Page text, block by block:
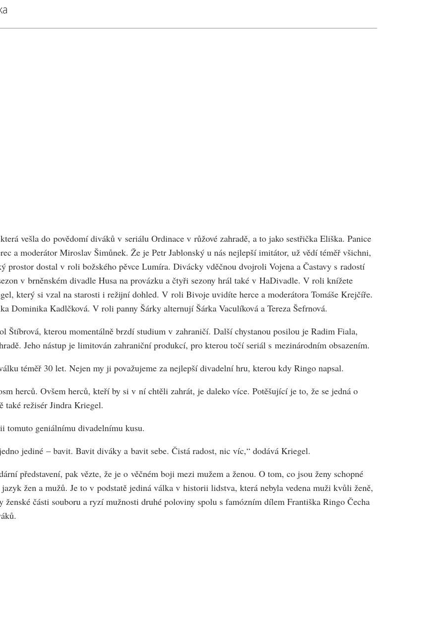
vešla do povědomí diváků v seriálu Ordinace v růžové zahradě, a to jako sestřička Eliška. Panice
a moderátor Miroslav Šimůnek. Že je Petr Jablonský u nás nejlepší imitátor, už vědí téměř všichni,
prostor dostal v roli božského pěvce Lumíra. Divácky vděčnou dvojroli Vojena a Častavy s radostí
v brněnském divadle Husa na provázku a čtyři sezony hrál také v HaDivadle. V roli knížete
který si vzal na starosti i režijní dohled. V roli Bivoje uvidíte herce a moderátora Tomáše Krejčíře.
Dominika Kadlčková. V roli panny Šárky alternují Šárka Vaculíková a Tereza Šefrnová.
kterou momentálně brzdí studium v zahraničí. Další chystanou posilou je Radim Fiala,
Jeho nástup je limitován zahraniční produkcí, pro kterou točí seriál s mezinárodním obsazením.
téměř 30 let. Nejen my ji považujeme za nejlepší divadelní hru, kterou kdy Ringo napsal.
herců. Ovšem herců, kteří by si v ní chtěli zahrát, je daleko více. Potěšující je to, že se jedná o
také režisér Jindra Kriegel.
tomuto geniálnímu divadelnímu kusu.
jediné – bavit. Bavit diváky a bavit sebe. Čistá radost, nic víc,“ dodává Kriegel.
představení, pak vězte, že je o věčném boji mezi mužem a ženou. O tom, co jsou ženy schopné
žen a mužů. Je to v podstatě jediná válka v historii lidstva, která nebyla vedena muži kvůli ženě,
části souboru a ryzí mužnosti druhé poloviny spolu s famózním dílem Františka Ringo Čecha